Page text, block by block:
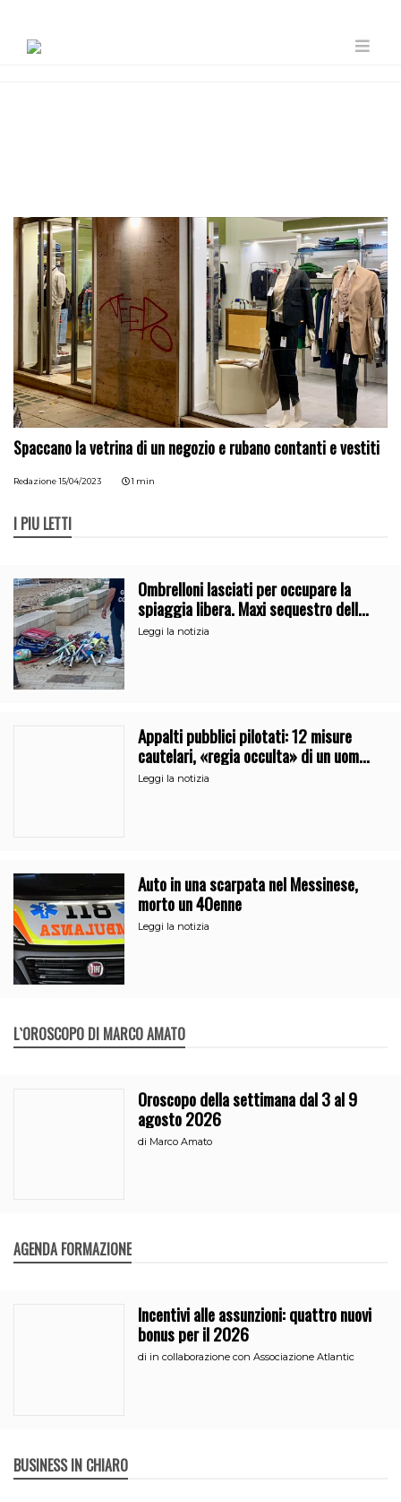
Spaccano la vetrina di un negozio e rubano contanti e vestiti
Redazione 15/04/2023 1 min
I PIÙ LETTI
Ombrelloni lasciati per occupare la
spiaggia libera. Maxi sequestro della
Guardia Costiera
Leggi la notizia
Appalti pubblici pilotati: 12 misure
cautelari, «regia occulta» di un uomo
vicino al clan
Leggi la notizia
Auto in una scarpata nel Messinese,
morto un 40enne
Leggi la notizia
L`OROSCOPO DI MARCO AMATO
Oroscopo della settimana dal 3 al 9
agosto 2026
di Marco Amato
AGENDA FORMAZIONE
Incentivi alle assunzioni: quattro nuovi
bonus per il 2026
di in collaborazione con Associazione Atlantic
BUSINESS IN CHIARO